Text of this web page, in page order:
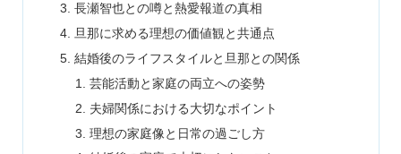
長瀬智也との噂と熱愛報道の真相
旦那に求める理想の価値観と共通点
結婚後のライフスタイルと旦那との関係
芸能活動と家庭の両立への姿勢
夫婦関係における大切なポイント
理想の家庭像と日常の過ごし方